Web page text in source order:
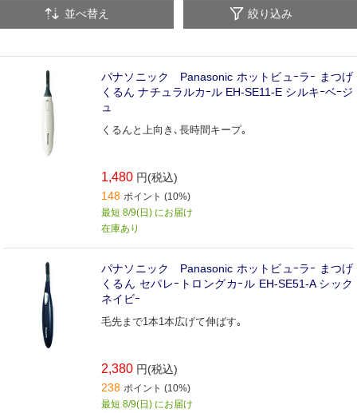
並べ替え 絞り込み
パナソニック Panasonic ホットビュｰラｰ まつげ
くるん ナチュラルカｰル EH-SE11-E シルキｰベｰジ
ュ
くるんと上向き､長時間キープ｡
1,480 円(税込)
148 ポイント (10%)
最短 8/9(日) にお届け
在庫あり
パナソニック Panasonic ホットビュｰラｰ まつげ
くるん セパレｰトロングカｰル EH-SE51-A シック
ネイビｰ
毛先まで1本1本広げて伸ばす｡
2,380 円(税込)
238 ポイント (10%)
最短 8/9(日) にお届け